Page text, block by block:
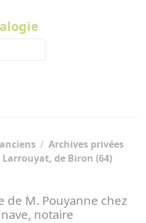
Archives privées
de Biron (64)
de M. Pouyanne chez
notaire